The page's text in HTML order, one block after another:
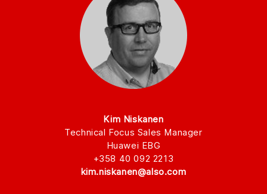
Kim Niskanen
Technical Focus Sales Manager
Huawei EBG
+358 40 092 2213
kim.niskanen@also.com